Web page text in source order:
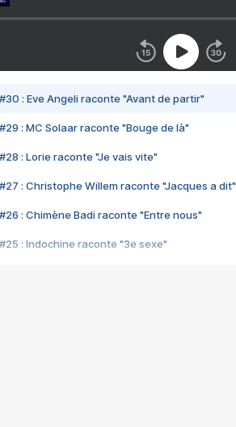
#30 : Eve Angeli raconte "Avant de partir"
#29 : MC Solaar raconte "Bouge de là"
#28 : Lorie raconte "Je vais vite"
#27 : Christophe Willem raconte "Jacques a dit"
#26 : Chimène Badi raconte "Entre nous"
#25 : Indochine raconte "3e sexe"